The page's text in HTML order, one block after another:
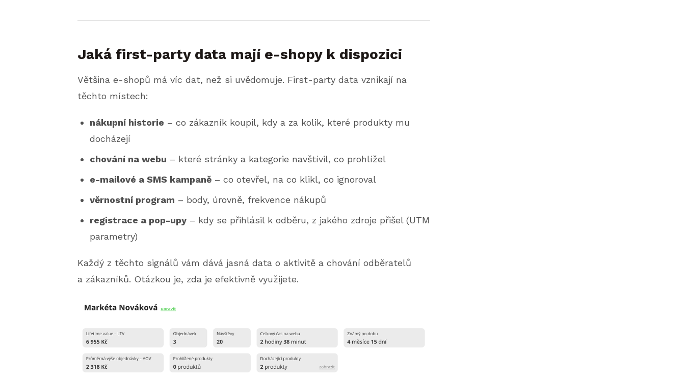
Jaká first-party data mají e-shopy k dispozici
Většina e-shopů má víc dat, než si uvědomuje. First-party data vznikají na
těchto místech:
nákupní historie – co zákazník koupil, kdy a za kolik, které produkty mu
docházejí
chování na webu – které stránky a kategorie navštívil, co prohlížel
e-mailové a SMS kampaně – co otevřel, na co klikl, co ignoroval
věrnostní program – body, úrovně, frekvence nákupů
registrace a pop-upy – kdy se přihlásil k odběru, z jakého zdroje přišel (UTM
parametry)
Každý z těchto signálů vám dává jasná data o aktivitě a chování odběratelů
a zákazníků. Otázkou je, zda je efektivně využijete.